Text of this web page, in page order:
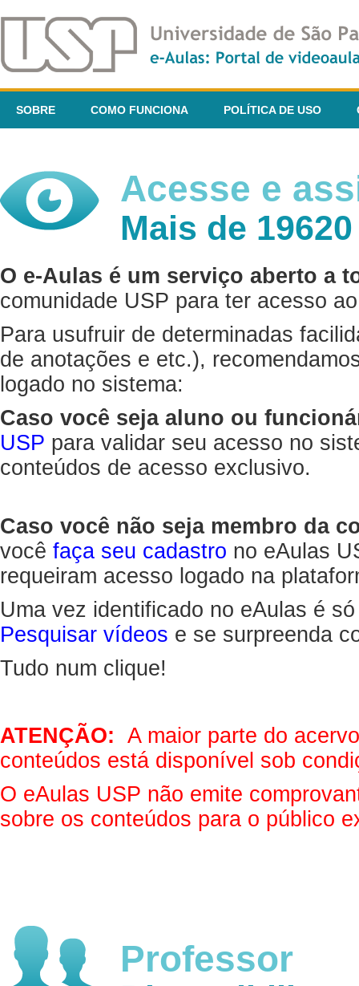
SOBRE COMO FUNCIONA POLÍTICA DE USO
Acesse e
Mais de
O e-Aulas é um serviço aberto a
comunidade USP para ter acesso
Para usufruir de determinadas
de anotações e etc.),
logado no sistema:
Caso você seja aluno ou
USP para validar seu acesso no
conteúdos de acesso exclusivo.
Caso você não seja membro da
você faça seu cadastro no eAulas
requeiram acesso logado na
Uma vez identificado no eAulas é
Pesquisar vídeos e se surpreenda
Tudo num clique!
ATENÇÃO: A maior parte do
conteúdos está disponível sob
O eAulas USP não emite
sobre os conteúdos para o público
Professor